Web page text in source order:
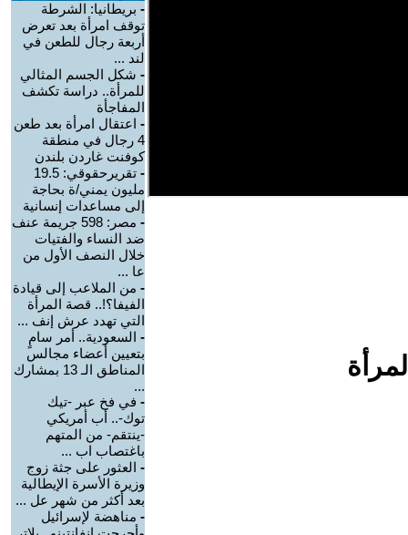
- بريطانيا: الشرطة
توقف امرأة بعد تعرض
أربعة رجال للطعن في
لند ...
- شكل الجسم المثالي
للمرأة.. دراسة تكشف
المفاجأة
- اعتقال امرأة بعد طعن
4 رجال في منطقة
كوفنت غاردن بلندن
-
تقريرحقوقي: 19.5
مليون يمني/ة بحاجة
إلى مساعدات إنسانية
-
مصر: 598 جريمة عنف
ضد النساء والفتيات
خلال النصف الأول من
عا ...
- من الملاعب إلى قيادة
الفيفا؟!.. قصة المرأة
التي تهدد عرش إنف ...
- السعودية.. أمر سامٍ
بتعيين أعضاء مجالس
المناطق الـ 13 بمشارك
...
- في فخ عبر -تيك
توك-.. أب أمريكي
-ينتقم- من المتهم
باغتصاب اب ...
- العثور على جثة زوج
وزيرة الأسرة الإيطالية
بعد أكثر من شهر عل ...
- مناهضة لإسرائيل